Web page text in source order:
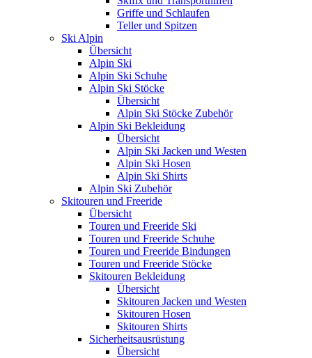
Griffe und Schlaufen
Teller und Spitzen
Ski Alpin
Übersicht
Alpin Ski
Alpin Ski Schuhe
Alpin Ski Stöcke
Übersicht
Alpin Ski Stöcke Zubehör
Alpin Ski Bekleidung
Übersicht
Alpin Ski Jacken und Westen
Alpin Ski Hosen
Alpin Ski Shirts
Alpin Ski Zubehör
Skitouren und Freeride
Übersicht
Touren und Freeride Ski
Touren und Freeride Schuhe
Touren und Freeride Bindungen
Touren und Freeride Stöcke
Skitouren Bekleidung
Übersicht
Skitouren Jacken und Westen
Skitouren Hosen
Skitouren Shirts
Sicherheitsausrüstung
Übersicht